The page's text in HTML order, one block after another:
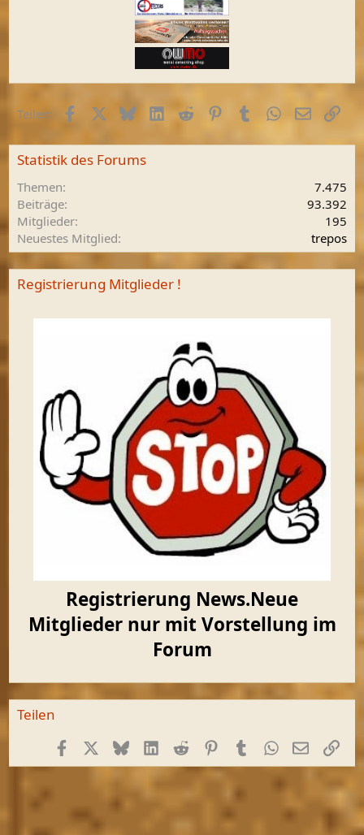
Teilen: FacebookX (Twitter)
BlueskyLinkedInReddit PinterestTumblrWhatsApp
E-MailLink
Statistik des Forums
Themen
7.475
Beiträge
93.392
Mitglieder
195
Neuestes Mitglied
trepos
Registrierung Mitglieder !
Registrierung News.Neue
Mitglieder nur mit Vorstellung im
Forum
Teilen
FacebookX (Twitter)
BlueskyLinkedInReddit PinterestTumblrWhatsApp
E-MailLink